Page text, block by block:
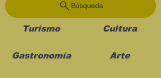
Búsqueda
Turismo Cultura
Gastronomía Arte